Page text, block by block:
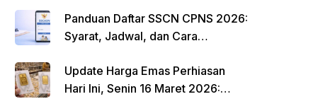
Panduan Daftar SSCN CPNS 2026:
Syarat, Jadwal, dan Cara
Update Harga Emas Perhiasan
Hari Ini, Senin 16 Maret 2026: